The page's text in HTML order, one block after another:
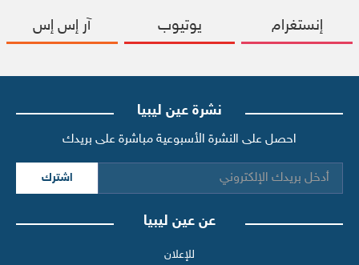
إنستغرام يوتيوب آر إس إس
نشرة عين ليبيا
احصل على النشرة الأسبوعية مباشرة على بريدك
اشترك
عن عين ليبيا
للإعلان